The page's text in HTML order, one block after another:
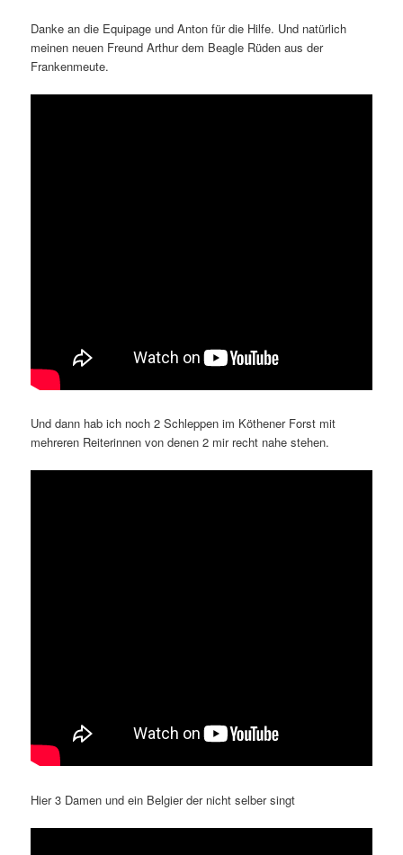
Danke an die Equipage und Anton für die Hilfe. Und natürlich
meinen neuen Freund Arthur dem Beagle Rüden aus der
Frankenmeute.
Und dann hab ich noch 2 Schleppen im Köthener Forst mit
mehreren Reiterinnen von denen 2 mir recht nahe stehen.
Hier 3 Damen und ein Belgier der nicht selber singt